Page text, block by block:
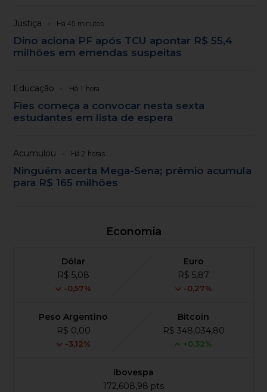
Justiça Há 45 minutos
Dino aciona PF após TCU apontar R$ 55,4
milhões em emendas suspeitas
Educação Há 1 hora
Fies começa a convocar nesta sexta
estudantes em lista de espera
Acumulou Há 2 horas
Ninguém acerta Mega-Sena; prêmio acumula
para R$ 165 milhões
Economia
Dólar
R$ 5,08
-0,57%
Euro
R$ 5,87
-0,27%
Peso Argentino
R$ 0,00
-3,12%
Bitcoin
R$ 348,034,80
+0,32%
Ibovespa
172,608,98 pts